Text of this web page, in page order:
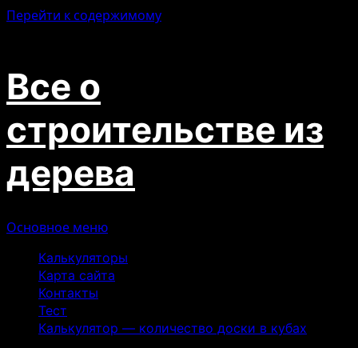
Перейти к содержимому
Все о
строительстве из
дерева
Основное меню
Калькуляторы
Карта сайта
Контакты
Тест
Калькулятор — количество доски в кубах